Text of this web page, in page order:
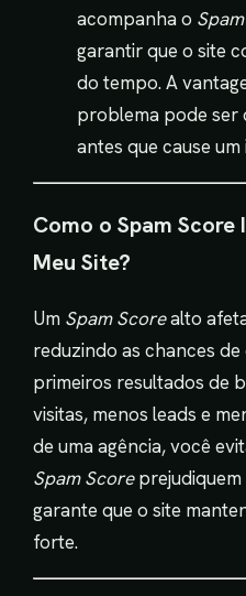
acompanha o
garantir que o site
do tempo. A
problema pode ser
antes que cause
Como o Spam Score
Meu Site?
Um Spam Scorealto
reduzindo as chances
primeiros resultados de
visitas, menos leads e
de uma agência, você
Spam Scoreprejudiquem
garante que o site
forte.